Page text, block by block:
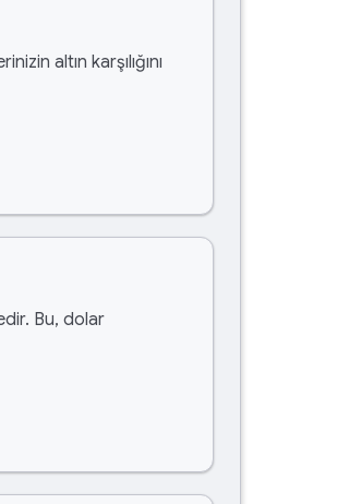
altın karşılığını
Bu, dolar